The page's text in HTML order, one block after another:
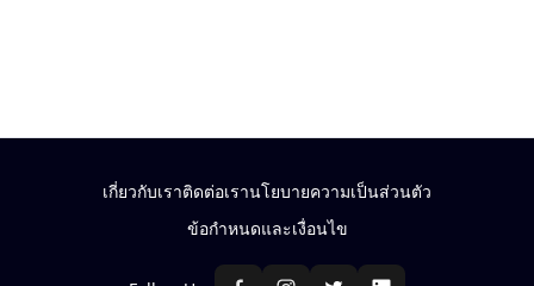
เกี่ยวกับเราติดต่อเรานโยบายความเป็นส่วนตัว
ข้อกำหนดและเงื่อนไข